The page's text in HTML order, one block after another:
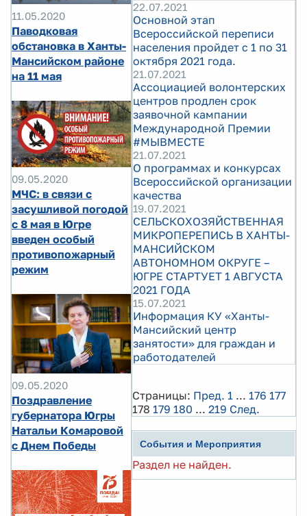
11.05.2020
Паводковая
обстановка в Ханты-
Мансийском районе
на 11 мая
09.05.2020
МЧС: в связи с
засушливой погодой
с 8 мая в Югре
введен особый
противопожарный
режим
09.05.2020
Поздравление
губернатора Югры
Натальи Комаровой
с Днем Победы
22.07.2021
Основной этап
Всероссийской переписи
населения пройдет с 1 по 31
октября 2021 года.
21.07.2021
Ассоциацией волонтерских
центров продлен срок
заявочной кампании
Международной Премии
#МЫВМЕСТЕ
21.07.2021
О программах и конкурсах
Всероссийской организации
качества
19.07.2021
СЕЛЬСКОХОЗЯЙСТВЕННАЯ
МИКРОПЕРЕПИСЬ В ХАНТЫ-
МАНСИЙСКОМ
АВТОНОМНОМ ОКРУГЕ –
ЮГРЕ СТАРТУЕТ 1 АВГУСТА
2021 ГОДА
15.07.2021
Информация КУ «Ханты-
Мансийский центр
занятости» для граждан и
работодателей
Страницы: Пред. 1 ... 176 177
178 179 180 ... 219 След.
События и Мероприятия
Раздел не найден.